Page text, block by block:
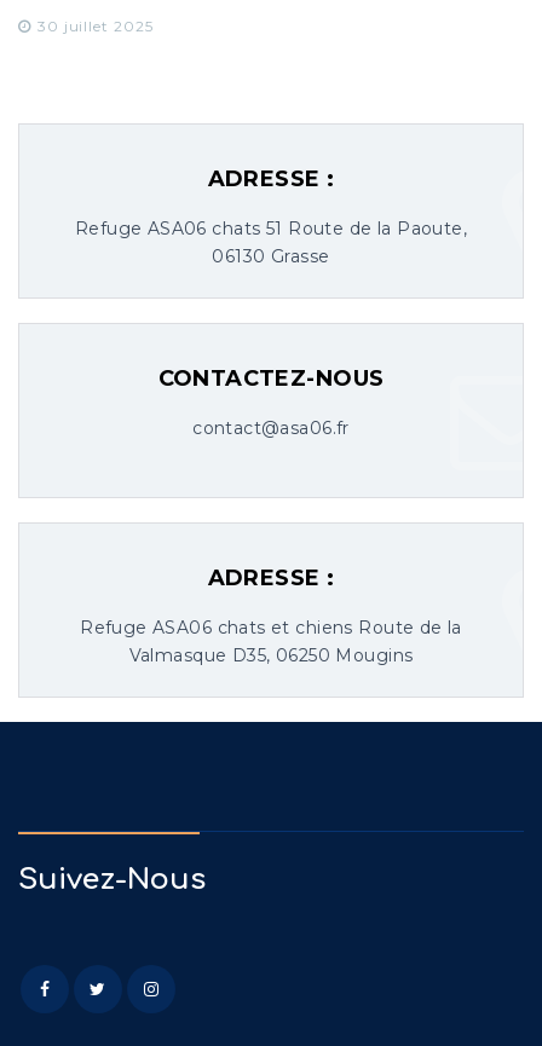
30 juillet 2025
ADRESSE :
Refuge ASA06 chats 51 Route de la Paoute,
06130 Grasse
CONTACTEZ-NOUS
contact@asa06.fr
ADRESSE :
Refuge ASA06 chats et chiens Route de la
Valmasque D35, 06250 Mougins
Suivez-Nous